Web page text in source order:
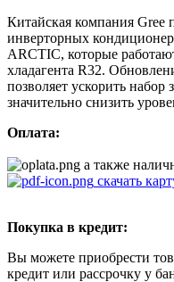
Китайская компания Gree
инверторных
ARCTIC, которые
хладагента R32.
позволяет ускорить
значительно снизить
Оплата:
а также
скачать
Покупка в кредит:
Вы можете приобрести
кредит или рассрочку у